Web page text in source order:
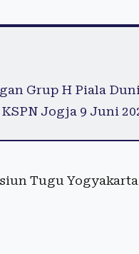
Grup H Piala
Jogja 9 Juni
Tugu Yogyakarta